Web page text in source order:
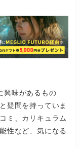
興味があるもの
疑問を持っていま
ミ、カリキュラム
性など、気になる